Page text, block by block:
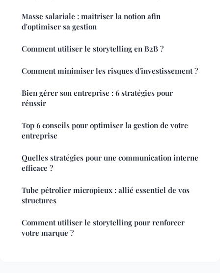
Masse salariale : maîtriser la notion afin
d'optimiser sa gestion
Comment utiliser le storytelling en B2B ?
Comment minimiser les risques d'investissement ?
Bien gérer son entreprise : 6 stratégies pour
réussir
Top 6 conseils pour optimiser la gestion de votre
entreprise
Quelles stratégies pour une communication interne
efficace ?
Tube pétrolier micropieux : allié essentiel de vos
structures
Comment utiliser le storytelling pour renforcer
votre marque ?